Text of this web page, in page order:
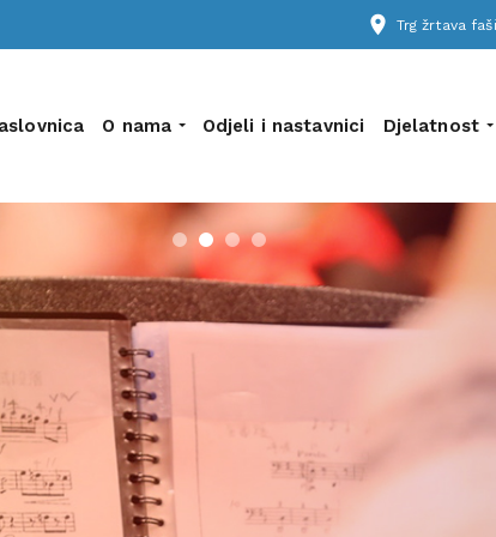
place Trg žrtava
O nama Odjeli i nastavnici Djelatnost